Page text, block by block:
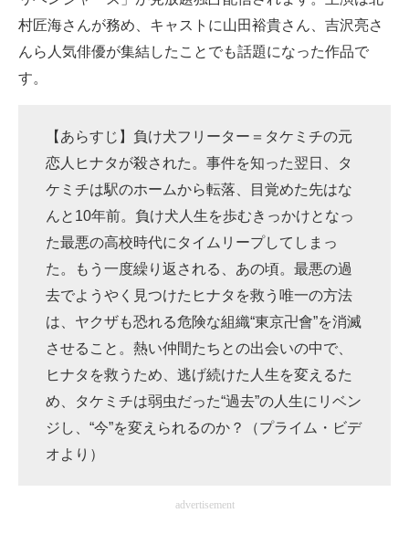
村匠海さんが務め、キャストに山田裕貴さん、吉沢亮さ
んら人気俳優が集結したことでも話題になった作品で
す。
【あらすじ】負け犬フリーター＝タケミチの元
恋人ヒナタが殺された。事件を知った翌日、タ
ケミチは駅のホームから転落、目覚めた先はな
んと10年前。負け犬人生を歩むきっかけとなっ
た最悪の高校時代にタイムリープしてしまっ
た。もう一度繰り返される、あの頃。最悪の過
去でようやく見つけたヒナタを救う唯一の方法
は、ヤクザも恐れる危険な組織“東京卍會”を消滅
させること。熱い仲間たちとの出会いの中で、
ヒナタを救うため、逃げ続けた人生を変えるた
め、タケミチは弱虫だった“過去”の人生にリベン
ジし、“今”を変えられるのか？（プライム・ビデ
オより）
advertisement